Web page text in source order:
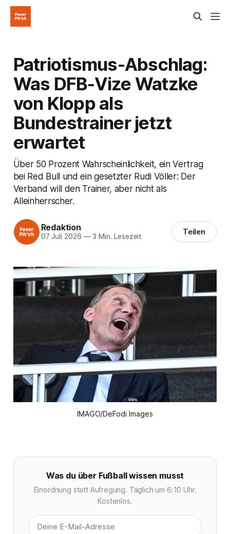
Patriotismus-Abschlag:
Was DFB-Vize Watzke
von Klopp als
Bundestrainer jetzt
erwartet
Über 50 Prozent Wahrscheinlichkeit, ein Vertrag
bei Red Bull und ein gesetzter Rudi Völler: Der
Verband will den Trainer, aber nicht als
Alleinherrscher.
Redaktion
07 Juli 2026 —3 Min. Lesezeit Teilen
IMAGO/DeFodi Images
Was du über Fußball wissen musst
Einordnung statt Aufregung. Täglich um 6:10 Uhr.
Kostenlos.